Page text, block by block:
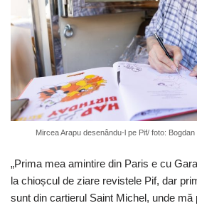
Mircea Arapu desenându-l pe Pif/ foto:
„Prima mea amintire din Paris e cu
la chioșcul de ziare revistele Pif, dar
sunt din cartierul Saint Michel, unde